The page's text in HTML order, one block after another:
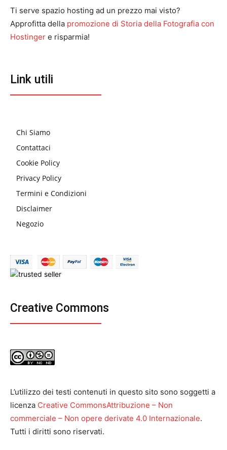
Ti serve spazio hosting ad un prezzo mai visto?
Approfitta della promozione di Storia della Fotografia con
Hostinger e risparmia!
Link utili
Chi Siamo
Contattaci
Cookie Policy
Privacy Policy
Termini e Condizioni
Disclaimer
Negozio
Creative Commons
L’utilizzo dei testi contenuti in questo sito sono soggetti a
licenza Creative CommonsAttribuzione – Non
commerciale – Non opere derivate 4.0 Internazionale.
Tutti i diritti sono riservati.